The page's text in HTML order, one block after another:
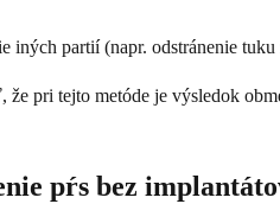
iných partií (napr. odstránenie tuku
že pri tejto metóde je výsledok
pŕs bez